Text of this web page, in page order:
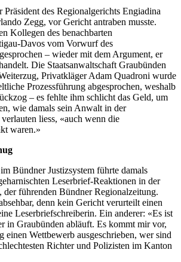
des Regionalgerichts Engiadina
Zegg, vor Gericht antraben musste.
Kollegen des benachbarten
Davos vom Vorwurf des
– wieder mit dem Argument, er
Die Staatsanwaltschaft Graubünden
Privatkläger Adam Quadroni wurde
Prozessführung abgesprochen, weshalb
– es fehlte ihm schlicht das Geld, um
wie damals sein Anwalt in der
liess, «auch wenn die
waren.»
Bündner Justizsystem führte damals
Leserbrief-Reaktionen in der
führenden Bündner Regionalzeitung.
denn kein Gericht verurteilt einen
Leserbriefschreiberin. Ein anderer: «Es ist
in Graubünden abläuft. Es kommt mir vor,
einen Wettbewerb ausgeschrieben, wer sind
Richterund Polizisten im Kanton